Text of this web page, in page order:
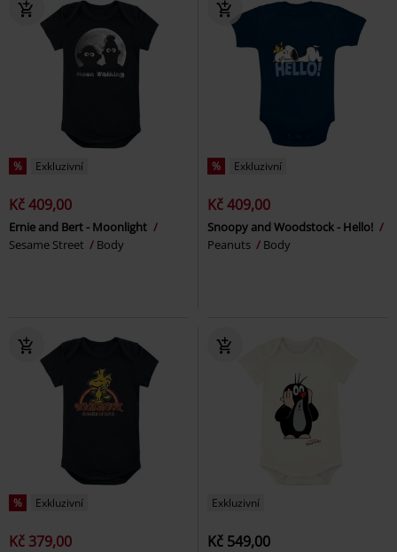
% Exkluzivní
Kč 409,00
Ernie and Bert - Moonlight
Sesame Street
Body
% Exkluzivní
Kč 409,00
Snoopy and Woodstock - Hello!
Peanuts
Body
% Exkluzivní
Kč 379,00
Exkluzivní
Kč 549,00